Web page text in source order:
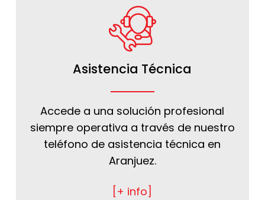
Asistencia Técnica
Accede a una solución profesional
siempre operativa a través de nuestro
teléfono de asistencia técnica en
Aranjuez.
[+ info]